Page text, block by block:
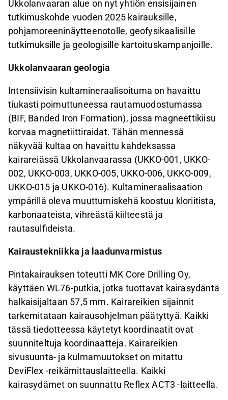
Ukkolanvaaran alue on nyt yhtiön ensisijainen
tutkimuskohde vuoden 2025 kairauksille,
pohjamoreeninäytteenotolle, geofysikaalisille
tutkimuksille ja geologisille kartoituskampanjoille.
Ukkolanvaaran geologia
Intensiivisin kultamineraalisoituma on havaittu
tiukasti poimuttuneessa rautamuodostumassa
(BIF, Banded Iron Formation), jossa magneettikiisu
korvaa magnetiittiraidat. Tähän mennessä
näkyvää kultaa on havaittu kahdeksassa
kairareiässä Ukkolanvaarassa (UKKO-001, UKKO-
002, UKKO-003, UKKO-005, UKKO-006, UKKO-009,
UKKO-015 ja UKKO-016). Kultamineraalisaation
ympärillä oleva muuttumiskehä koostuu kloriitista,
karbonaateista, vihreästä kiilteestä ja
rautasulfideista.
Kairaustekniikka ja laadunvarmistus
Pintakairauksen toteutti MK Core Drilling Oy,
käyttäen WL76-putkia, jotka tuottavat kairasydäntä
halkaisijaltaan 57,5 mm. Kairareikien sijainnit
tarkemitataan kairausohjelman päätyttyä. Kaikki
tässä tiedotteessa käytetyt koordinaatit ovat
suunniteltuja koordinaatteja. Kairareikien
sivusuunta- ja kulmamuutokset on mitattu
DeviFlex -reikämittauslaitteella. Kaikki
kairasydämet on suunnattu Reflex ACT3 -laitteella.